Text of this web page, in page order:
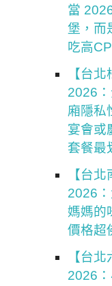
當
堡，而
吃高
【台
2026
廂隱私
宴會或
套餐最
【台
2026
媽媽的
價格超
【台
2026